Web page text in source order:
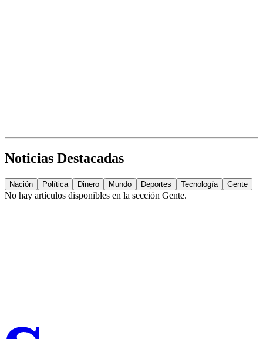
Noticias Destacadas
Nación Política Dinero Mundo Deportes Tecnología Gente
No hay artículos disponibles en la sección Gente.